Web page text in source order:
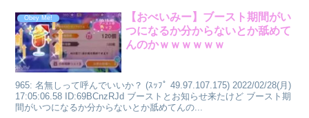
Obey Me!
【おべいみー】ブースト期間がい
つになるか分からないとか舐めて
んのかｗｗｗｗｗｗ
965: 名無しって呼んでいいか？ (ｽｯﾌﾟ 49.97.107.175) 2022/02/28(月)
17:05:06.58 ID:69BCnzRJd ブーストとお知らせ来たけど ブースト期
間がいつになるか分からないとか舐めてんの...